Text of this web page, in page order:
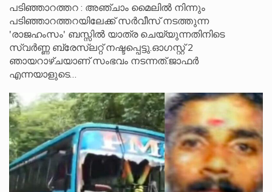
പടിഞ്ഞാറത്തറ : അഞ്ചാം മൈലിൽ നിന്നും
പടിഞ്ഞാറത്തറയിലേക്ക് സർവീസ് നടത്തുന്ന
'രാജഹംസം' ബസ്സിൽ യാത്ര ചെയ്യുന്നതിനിടെ
സ്വർണ്ണ ബ്രേസ്‌ലറ്റ് നഷ്ടപ്പെട്ടു.ഓഗസ്റ്റ് 2
ഞായറാഴ്ചയാണ് സംഭവം നടന്നത്.ജാഫർ
എന്നയാളുടെ…